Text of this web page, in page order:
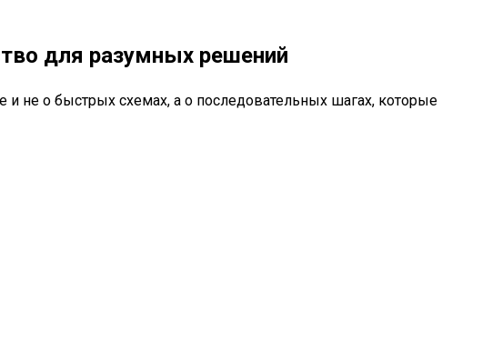
для разумных решений
и не о быстрых схемах, а о последовательных шагах, которые